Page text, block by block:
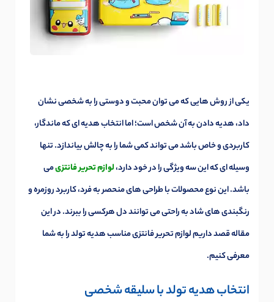
یکی از روش هایی که می توان محبت و دوستی را به شخصی نشان
داد، هدیه دادن به آن شخص است؛ اما انتخاب هدیه ای که ماندگار،
کاربردی و خاص باشد می تواند کمی شما را به چالش بیاندازد. تنها
وسیله ای که این سه ویژگی را در خود دارد،لوازم تحریر فانتزیمی
باشد. این نوع محصولات با طراحی های منحصر به فرد، کاربرد روزمره و
رنگبندی های شاد به راحتی می توانند دل هرکسی را ببرند. در این
مقاله قصد داریم لوازم تحریر فانتزی مناسب هدیه تولد را به شما
معرفی کنیم.
انتخاب هدیه تولد با سلیقه شخصی